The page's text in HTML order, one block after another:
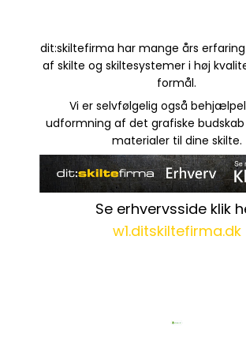
dit:skiltefirma har mange års
af skilte og skiltesystemer i høj
formål.
Vi er selvfølgelig også
udformning af det grafiske
materialer til dine skilte.
Se erhvervsside klik
w1.ditskiltefirma.dk